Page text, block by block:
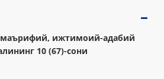
ижтимоий-адабий
10 (67)-сони